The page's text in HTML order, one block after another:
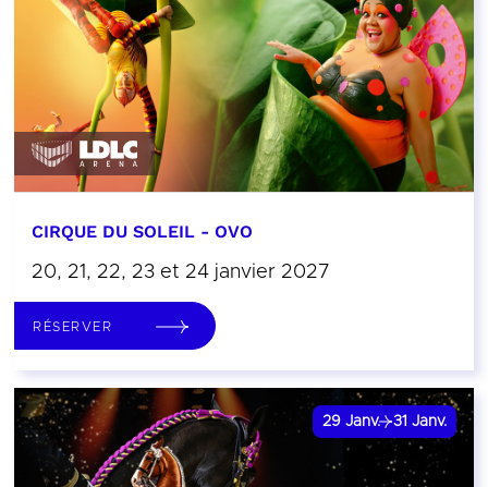
CIRQUE DU SOLEIL - OVO
20, 21, 22, 23 et 24 janvier 2027
RÉSERVER
29 Janv. 31 Janv.